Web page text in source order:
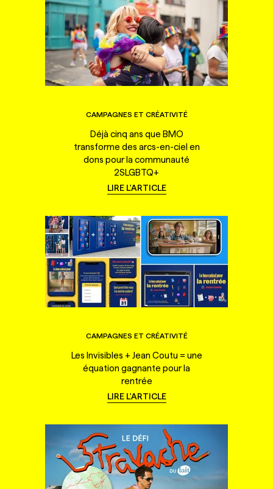
CAMPAGNES ET CRÉATIVITÉ
Déjà cinq ans que BMO
transforme des arcs-en-ciel en
dons pour la communauté
2SLGBTQ+
LIRE L'ARTICLE
CAMPAGNES ET CRÉATIVITÉ
Les Invisibles + Jean Coutu = une
équation gagnante pour la
rentrée
LIRE L'ARTICLE